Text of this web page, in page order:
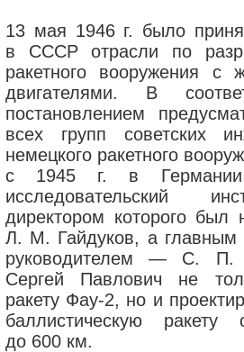
13 мая 1946 г. было
в СССР отрасли по
ракетного вооружения с
двигателями. В
постановлением
всех групп советских
немецкого ракетного
с 1945 г. в
исследовательский
директором которого был
Л. М. Гайдуков, а главным
руководителем — С. П.
Сергей Павлович не
ракету Фау-2, но и
баллистическую
до 600 км.